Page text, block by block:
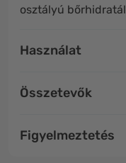
osztályú
Használat
Összetevők
Figyelmeztetés